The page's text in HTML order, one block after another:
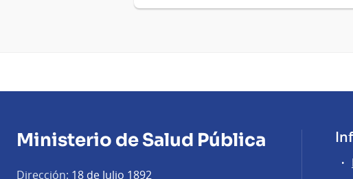
Ministerio de Salud Pública
Dirección: 18 de Julio 1892